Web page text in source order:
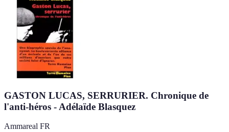
GASTON LUCAS, SERRURIER. Chronique de
l'anti-héros - Adélaïde Blasquez
Ammareal FR